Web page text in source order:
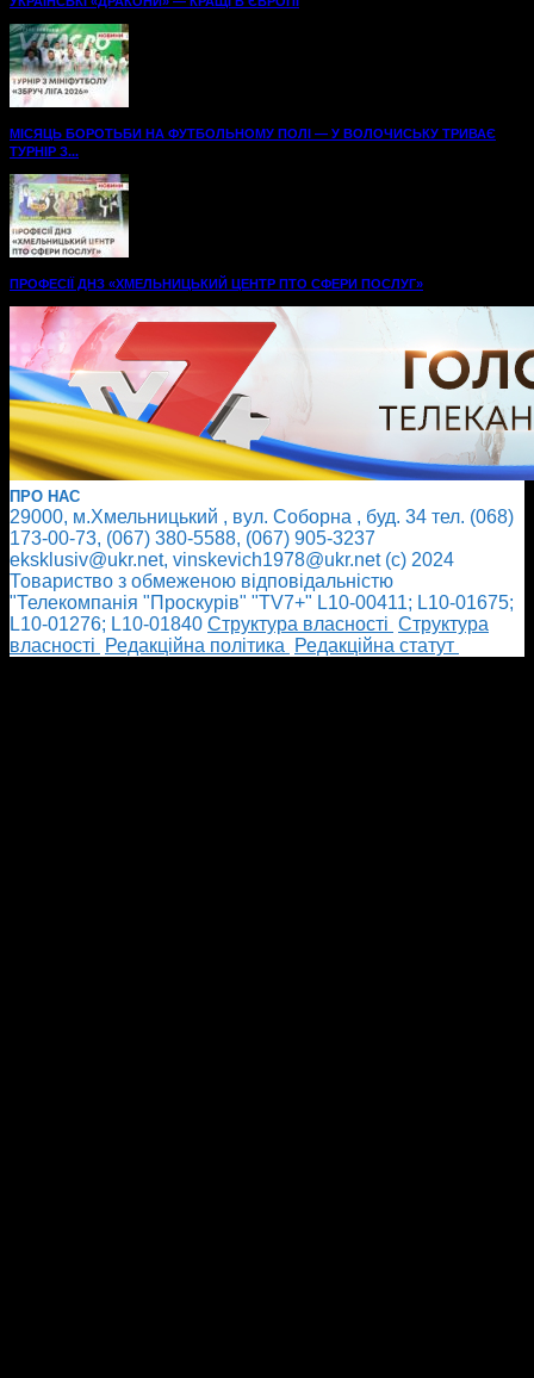
МІСЯЦЬ БОРОТЬБИ НА ФУТБОЛЬНОМУ ПОЛІ — У ВОЛОЧИСЬКУ ТРИВАЄ
ТУРНІР З...
ПРОФЕСІЇ ДНЗ «ХМЕЛЬНИЦЬКИЙ ЦЕНТР ПТО СФЕРИ ПОСЛУГ»
ПРО НАС
29000, м.Хмельницький , вул. Соборна , буд. 34 тел. (068)
173-00-73, (067) 380-5588, (067) 905-3237
eksklusiv@ukr.net, vinskevich1978@ukr.net (с) 2024
Товариство з обмеженою відповідальністю
"Телекомпанія "Проскурів" "TV7+" L10-00411; L10-01675;
L10-01276; L10-01840 Cтруктура власності Cтруктура
власності
Редакційна політика Редакційна статут